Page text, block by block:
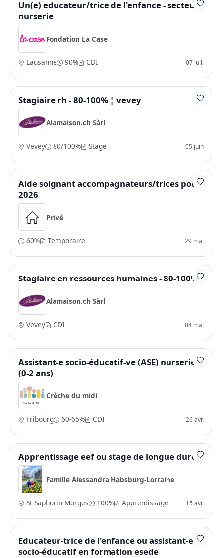
Un(e) educateur/trice de l'enfance - secteur
nurserie
Fondation La Case
Lausanne 90% CDI 07 juil.
Stagiaire rh - 80-100% ¦ vevey
Alamaison.ch Sàrl
Vevey 80/100% Stage 05 juin
Aide soignant accompagnateurs/trices pour
2026
Privé
60% Temporaire 29 mai
Stagiaire en ressources humaines - 80-100%
Alamaison.ch Sàrl
Vevey CDI 04 mai
Assistant-e socio-éducatif-ve (ASE) nurserie
(0-2 ans)
Crèche du midi
Fribourg 60-65% CDI 26 avr.
Apprentissage eef ou stage de longue durée
Famille Alessandra Habsburg-Lorraine
St-Saphorin-Morges 100% Apprentissage 15 avr.
Educateur-trice de l'enfance ou assistant-e
socio-éducatif en formation esede